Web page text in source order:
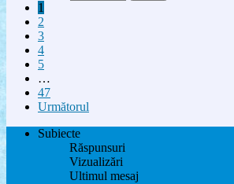
1
2
3
4
5
…
47
Următorul
Subiecte
Răspunsuri
Vizualizări
Ultimul mesaj